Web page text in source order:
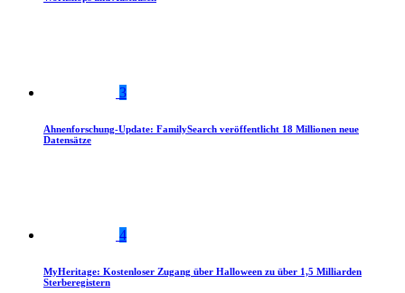
3
Ahnenforschung-Update: FamilySearch veröffentlicht 18 Millionen neue
Datensätze
4
MyHeritage: Kostenloser Zugang über Halloween zu über 1,5 Milliarden
Sterberegistern